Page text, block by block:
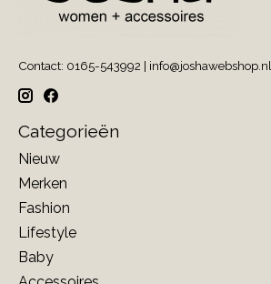
Contact: 0165-543992 | info@joshawebshop.nl
Categorieën
Nieuw
Merken
Fashion
Lifestyle
Baby